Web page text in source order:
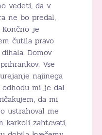
vedeti, da v
ne bo predal,
je
čutila pravo
Domov
Vse
najinega
odhodu mi je dal
da mi
ustrahoval me
karkoli zahtevati,